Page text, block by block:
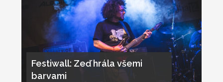
Festiwall: Zeď hrála všemi
barvami